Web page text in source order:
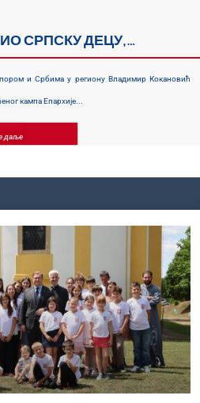
СРПСКУ ДЕЦУ,
КАМПА ЕПАРХИЈЕ
ОКУПЉА
...
и Србима у региону Владимир Кокановић
кампа Епархије...
даље